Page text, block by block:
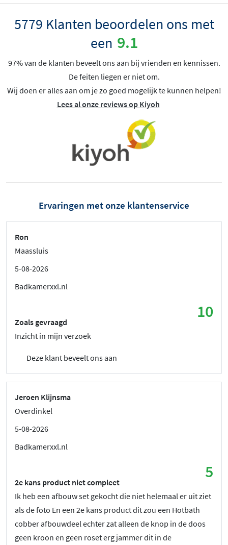
5779 Klanten beoordelen ons met
een 9.1
97% van de klanten beveelt ons aan bij vrienden en kennissen.
De feiten liegen er niet om.
Wij doen er alles aan om je zo goed mogelijk te kunnen helpen!
Lees al onze reviews op Kiyoh
Ervaringen met onze klantenservice
Ron
Maassluis
5-08-2026
Badkamerxxl.nl
10
Zoals gevraagd
Inzicht in mijn verzoek
Deze klant beveelt ons aan
Jeroen Klijnsma
Overdinkel
5-08-2026
Badkamerxxl.nl
5
2e kans product niet compleet
Ik heb een afbouw set gekocht die niet helemaal er uit ziet
als de foto En een 2e kans product dit zou een Hotbath
cobber afbouwdeel echter zat alleen de knop in de doos
geen kroon en geen roset erg jammer dit in de